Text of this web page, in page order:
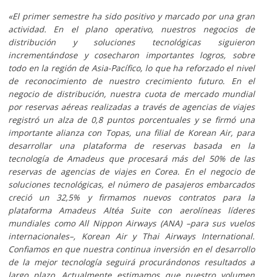
«El primer semestre ha sido positivo y marcado por una gran
actividad. En el plano operativo, nuestros negocios de
distribución y soluciones tecnológicas siguieron
incrementándose y cosecharon importantes logros, sobre
todo en la región de Asia-Pacífico, lo que ha reforzado el nivel
de reconocimiento de nuestro crecimiento futuro. En el
negocio de distribución, nuestra cuota de mercado mundial
por reservas aéreas realizadas a través de agencias de viajes
registró un alza de 0,8 puntos porcentuales y se firmó una
importante alianza con Topas, una filial de Korean Air, para
desarrollar una plataforma de reservas basada en la
tecnología de Amadeus que procesará más del 50% de las
reservas de agencias de viajes en Corea. En el negocio de
soluciones tecnológicas, el número de pasajeros embarcados
creció un 32,5% y firmamos nuevos contratos para la
plataforma Amadeus Altéa Suite con aerolíneas líderes
mundiales como All Nippon Airways (ANA) –para sus vuelos
internacionales–, Korean Air y Thai Airways International.
Confiamos en que nuestra continua inversión en el desarrollo
de la mejor tecnología seguirá procurándonos resultados a